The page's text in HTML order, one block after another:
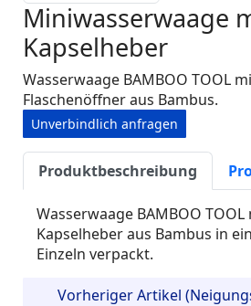
Miniwasserwaage
Kapselheber
Wasserwaage BAMBOO TOOL
Flaschenöffner aus Bambus.
Unverbindlich anfragen
Produktbeschreibung
Wasserwaage BAMBOO
Kapselheber aus Bambus in
Einzeln verpackt.
Vorheriger Artikel